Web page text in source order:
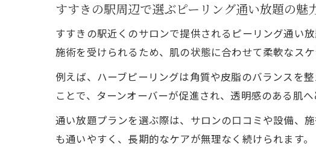
通い
すすきの駅周辺で選ぶピーリング通い放題の魅
すすきの駅近くのサロンで提供されるピーリング通い
施術を受けられるため、肌の状態に合わせて柔軟なスケ
例えば、ハーブピーリングは角質や皮脂のバランスを
ことで、ターンオーバーが促進され、透明感のある肌へ
通い放題プランを選ぶ際は、サロンの口コミや設備、
も通いやすく、長期的なケアが無理なく続けられます。